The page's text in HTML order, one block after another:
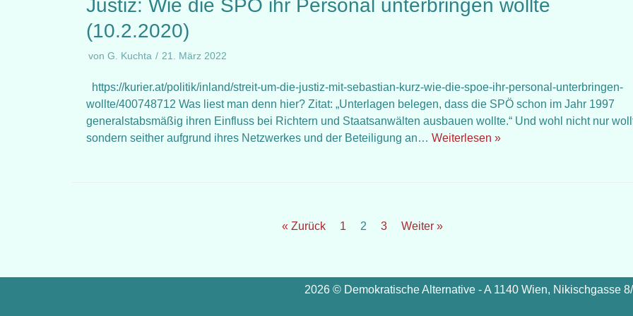
Justiz: Wie die SPÖ ihr Personal unterbringen wollte
(10.2.2020)
von G. Kuchta 21. März 2022
https://kurier.at/politik/inland/streit-um-die-justiz-mit-sebastian-kurz-wie-die-spoe-ihr-personal-unterbringen-
wollte/400748712 Was liest man denn hier? Zitat: „Unterlagen belegen, dass die SPÖ schon im Jahr 1997
generalstabsmäßig ihren Einfluss bei Richtern und Staatsanwälten ausbauen wollte.“ Und wohl nicht nur
sondern seither aufgrund ihres Netzwerkes und der Beteiligung an… Weiterlesen »
« Zurück 1 2 3 Weiter »
2026 © Demokratische Alternative - A 1140 Wien, Nikischgasse